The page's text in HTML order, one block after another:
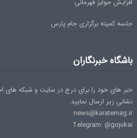
جلسه کمیته برگزاری جام پارس
باشگاه خبرنگاران
خبر های خود را برای درج در سایت و شبکه های
نشانی زیر ارسال نمایید.
news@karatemag.ir
Telegram: @gojukai